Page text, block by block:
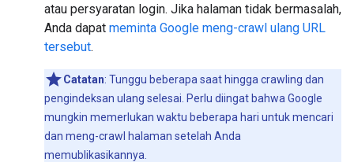
atau persyaratan login. Jika halaman tidak bermasalah,
Anda dapat meminta Google meng-crawl ulang URL
tersebut.
Catatan: Tunggu beberapa saat hingga crawling dan
pengindeksan ulang selesai. Perlu diingat bahwa Google
mungkin memerlukan waktu beberapa hari untuk mencari
dan meng-crawl halaman setelah Anda
memublikasikannya.